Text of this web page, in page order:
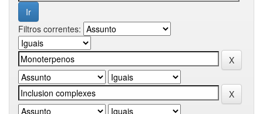
Filtros correntes: